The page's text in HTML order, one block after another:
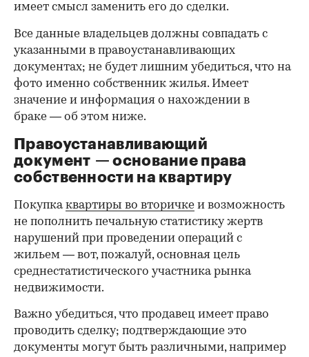
имеет смысл заменить его до сделки.
00:00 / 00:00
Все данные владельцев должны совпадать с
указанными в правоустанавливающих
документах; не будет лишним убедиться, что на
фото именно собственник жилья. Имеет
значение и информация о нахождении в
браке — об этом ниже.
Правоустанавливающий
документ — основание права
собственности на квартиру
Покупкаквартиры во вторичке и возможность
не пополнить печальную статистику жертв
нарушений при проведении операций с
жильем — вот, пожалуй, основная цель
среднестатистического участника рынка
недвижимости.
Важно убедиться, что продавец имеет право
проводить сделку; подтверждающие это
документы могут быть различными, например